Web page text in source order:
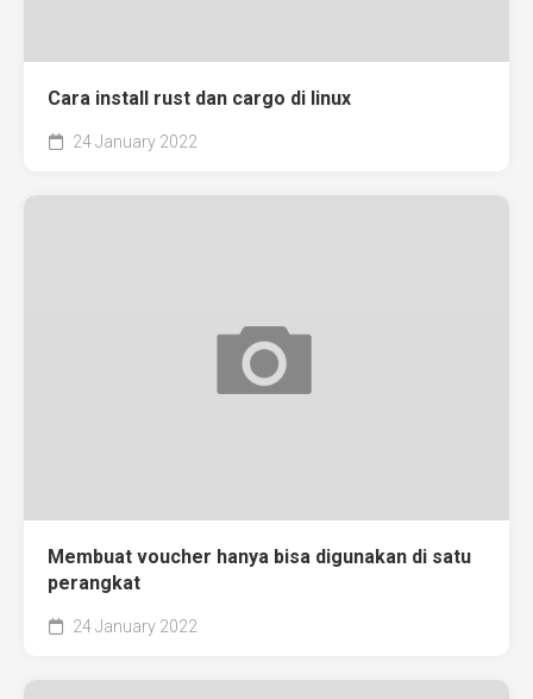
Cara install rust dan cargo di linux
24 January 2022
Membuat voucher hanya bisa digunakan di satu
perangkat
24 January 2022